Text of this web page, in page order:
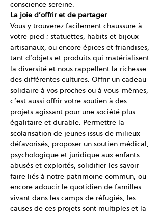
conscience sereine.
La joie d’offrir et de partager
Vous y trouverez facilement chaussure à
votre pied ; statuettes, habits et bijoux
artisanaux, ou encore épices et friandises,
tant d’objets et produits qui matérialisent
la diversité et nous rappellent la richesse
des différentes cultures. Offrir un cadeau
solidaire à vos proches ou à vous-mêmes,
c’est aussi offrir votre soutien à des
projets agissant pour une société plus
égalitaire et durable. Permettre la
scolarisation de jeunes issus de milieux
défavorisés, proposer un soutien médical,
psychologique et juridique aux enfants
abusés et exploités, solidifier les savoir-
faire liés à notre patrimoine commun, ou
encore adoucir le quotidien de familles
vivant dans les camps de réfugiés, les
causes de ces projets sont multiples et la